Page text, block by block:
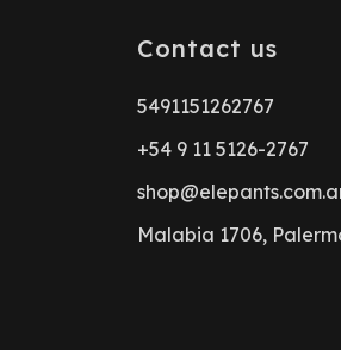
Contact us
5491151262767
+54 9 11 5126-2767
Malabia 1706,